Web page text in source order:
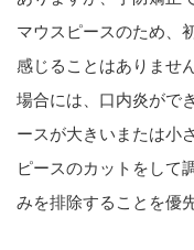
マウスピースのため、
感じることはありませ
場合には、口内炎がで
ースが大きいまたは小
ピースのカットをして
みを排除することを優